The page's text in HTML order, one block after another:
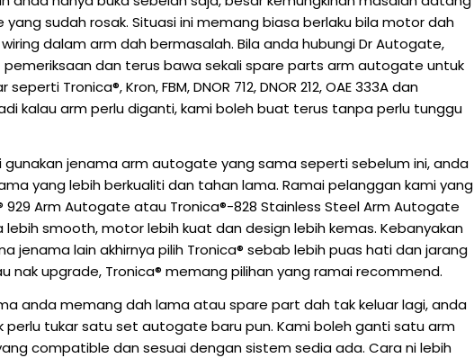
sudah rosak. Situasi ini memang biasa berlaku bila motor dah
dalam arm dah bermasalah. Bila anda hubungi Dr Autogate,
dan terus bawa sekali spare parts arm autogate untuk
Tronica®, Kron, FBM, DNOR 712, DNOR 212, OAE 333A dan
kalau arm perlu diganti, kami boleh buat terus tanpa perlu tunggu
gunakan jenama arm autogate yang sama seperti sebelum ini, anda
yang lebih berkualiti dan tahan lama. Ramai pelanggan kami yang
929 Arm Autogate atau Tronica®-828 Stainless Steel Arm Autogate
smooth, motor lebih kuat dan design lebih kemas. Kebanyakan
jenama lain akhirnya pilih Tronica® sebab lebih puas hati dan jarang
nak upgrade, Tronica® memang pilihan yang ramai recommend.
anda memang dah lama atau spare part dah tak keluar lagi, anda
perlu tukar satu set autogate baru pun. Kami boleh ganti satu arm
compatible dan sesuai dengan sistem sedia ada. Cara ni lebih